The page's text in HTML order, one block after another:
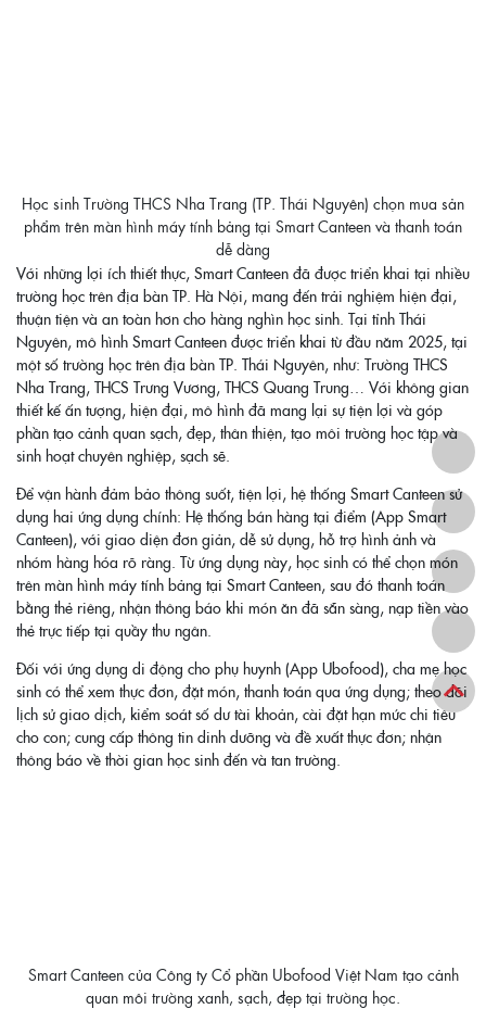
Học sinh Trường THCS Nha Trang (TP. Thái Nguyên) chọn mua sản
phẩm trên màn hình máy tính bảng tại Smart Canteen và thanh toán
dễ dàng
Với những lợi ích thiết thực, Smart Canteen đã được triển khai tại nhiều
trường học trên địa bàn TP. Hà Nội, mang đến trải nghiệm hiện đại,
thuận tiện và an toàn hơn cho hàng nghìn học sinh. Tại tỉnh Thái
Nguyên, mô hình Smart Canteen được triển khai từ đầu năm 2025, tại
một số trường học trên địa bàn TP. Thái Nguyên, như: Trường THCS
Nha Trang, THCS Trưng Vương, THCS Quang Trung… Với không gian
thiết kế ấn tượng, hiện đại, mô hình đã mang lại sự tiện lợi và góp
phần tạo cảnh quan sạch, đẹp, thân thiện, tạo môi trường học tập và
sinh hoạt chuyên nghiệp, sạch sẽ.
Để vận hành đảm bảo thông suốt, tiện lợi, hệ thống Smart Canteen sử
dụng hai ứng dụng chính: Hệ thống bán hàng tại điểm (App Smart
Canteen), với giao diện đơn giản, dễ sử dụng, hỗ trợ hình ảnh và
nhóm hàng hóa rõ ràng. Từ ứng dụng này, học sinh có thể chọn món
trên màn hình máy tính bảng tại Smart Canteen, sau đó thanh toán
bằng thẻ riêng, nhận thông báo khi món ăn đã sẵn sàng, nạp tiền vào
thẻ trực tiếp tại quầy thu ngân.
Đối với ứng dụng di động cho phụ huynh (App Ubofood), cha mẹ học
sinh có thể xem thực đơn, đặt món, thanh toán qua ứng dụng; theo dõi
lịch sử giao dịch, kiểm soát số dư tài khoản, cài đặt hạn mức chi tiêu
cho con; cung cấp thông tin dinh dưỡng và đề xuất thực đơn; nhận
thông báo về thời gian học sinh đến và tan trường.
Smart Canteen của Công ty Cổ phần Ubofood Việt Nam tạo cảnh
quan môi trường xanh, sạch, đẹp tại trường học.